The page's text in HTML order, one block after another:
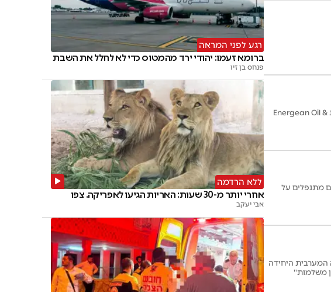
דלק קידוחים ואבנר חתמו על הסכם למכירת "כריש" ו"תנין" לקבוצת האנרגיה הבינלאומית Energean Oil &
מתנפלים על
''אנחנו המדינה המערבית היחידה
משלמות''
רגע לפני המראה
ברומא זעמו: יהודי ירד מהמטוס כדי לא לחלל את השבת
פנחס בן זיו
ללא הרדמה
אחרי יותר מ-30 שעות: האריות הגיעו לאפריקה. צפו
אבי יעקב